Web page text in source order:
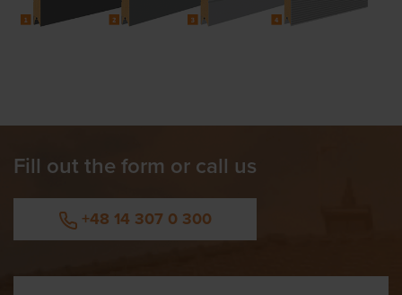
Fill out the form or call us
+48 14 307 0 300